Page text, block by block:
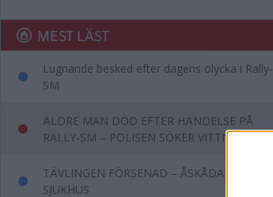
MEST LÄST
Lugnande besked efter dagens olycka i Rally-
SM
ÄLDRE MAN DÖD EFTER HÄNDELSE PÅ
RALLY-SM – POLISEN SÖKER VITTNEN
TÄVLINGEN FÖRSENAD – ÅSKÅDARE TILL
SJUKHUS